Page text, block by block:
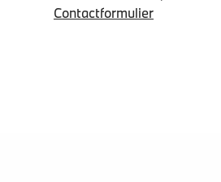
Contactformulier